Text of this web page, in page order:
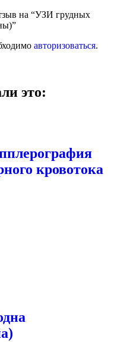
на “УЗИ грудных
авторизоваться.
это:
кровотока